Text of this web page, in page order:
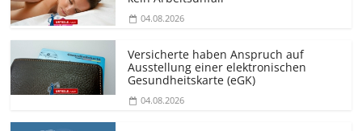
04.08.2026
Versicherte haben Anspruch auf
Ausstellung einer elektronischen
Gesundheitskarte (eGK)
04.08.2026